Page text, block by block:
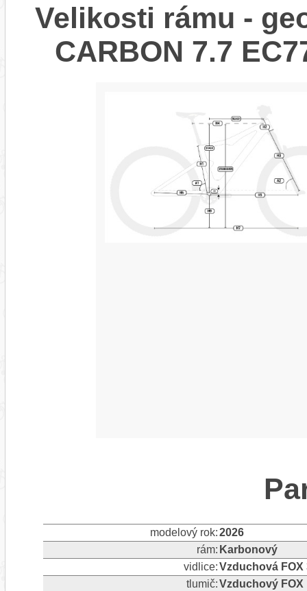
Velikosti rámu -
CARBON 7.7
modelový rok:2026
rám: Karbonový
vidlice:Vzduchová FOX
tlumič:Vzduchový FOX